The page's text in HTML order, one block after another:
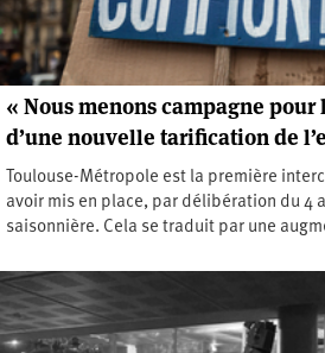
« Nous menons campagne
d’une nouvelle tarification de
Toulouse-Métropole est la première
avoir mis en place, par délibération du 4
saisonnière. Cela se traduit par une